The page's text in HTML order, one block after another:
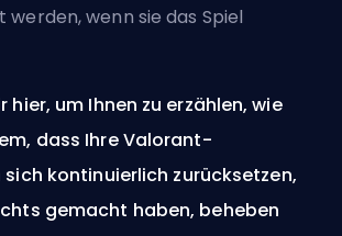
werden, wenn sie das Spiel
hier, um Ihnen zu erzählen, wie
dass Ihre Valorant-
sich kontinuierlich zurücksetzen,
gemacht haben, beheben